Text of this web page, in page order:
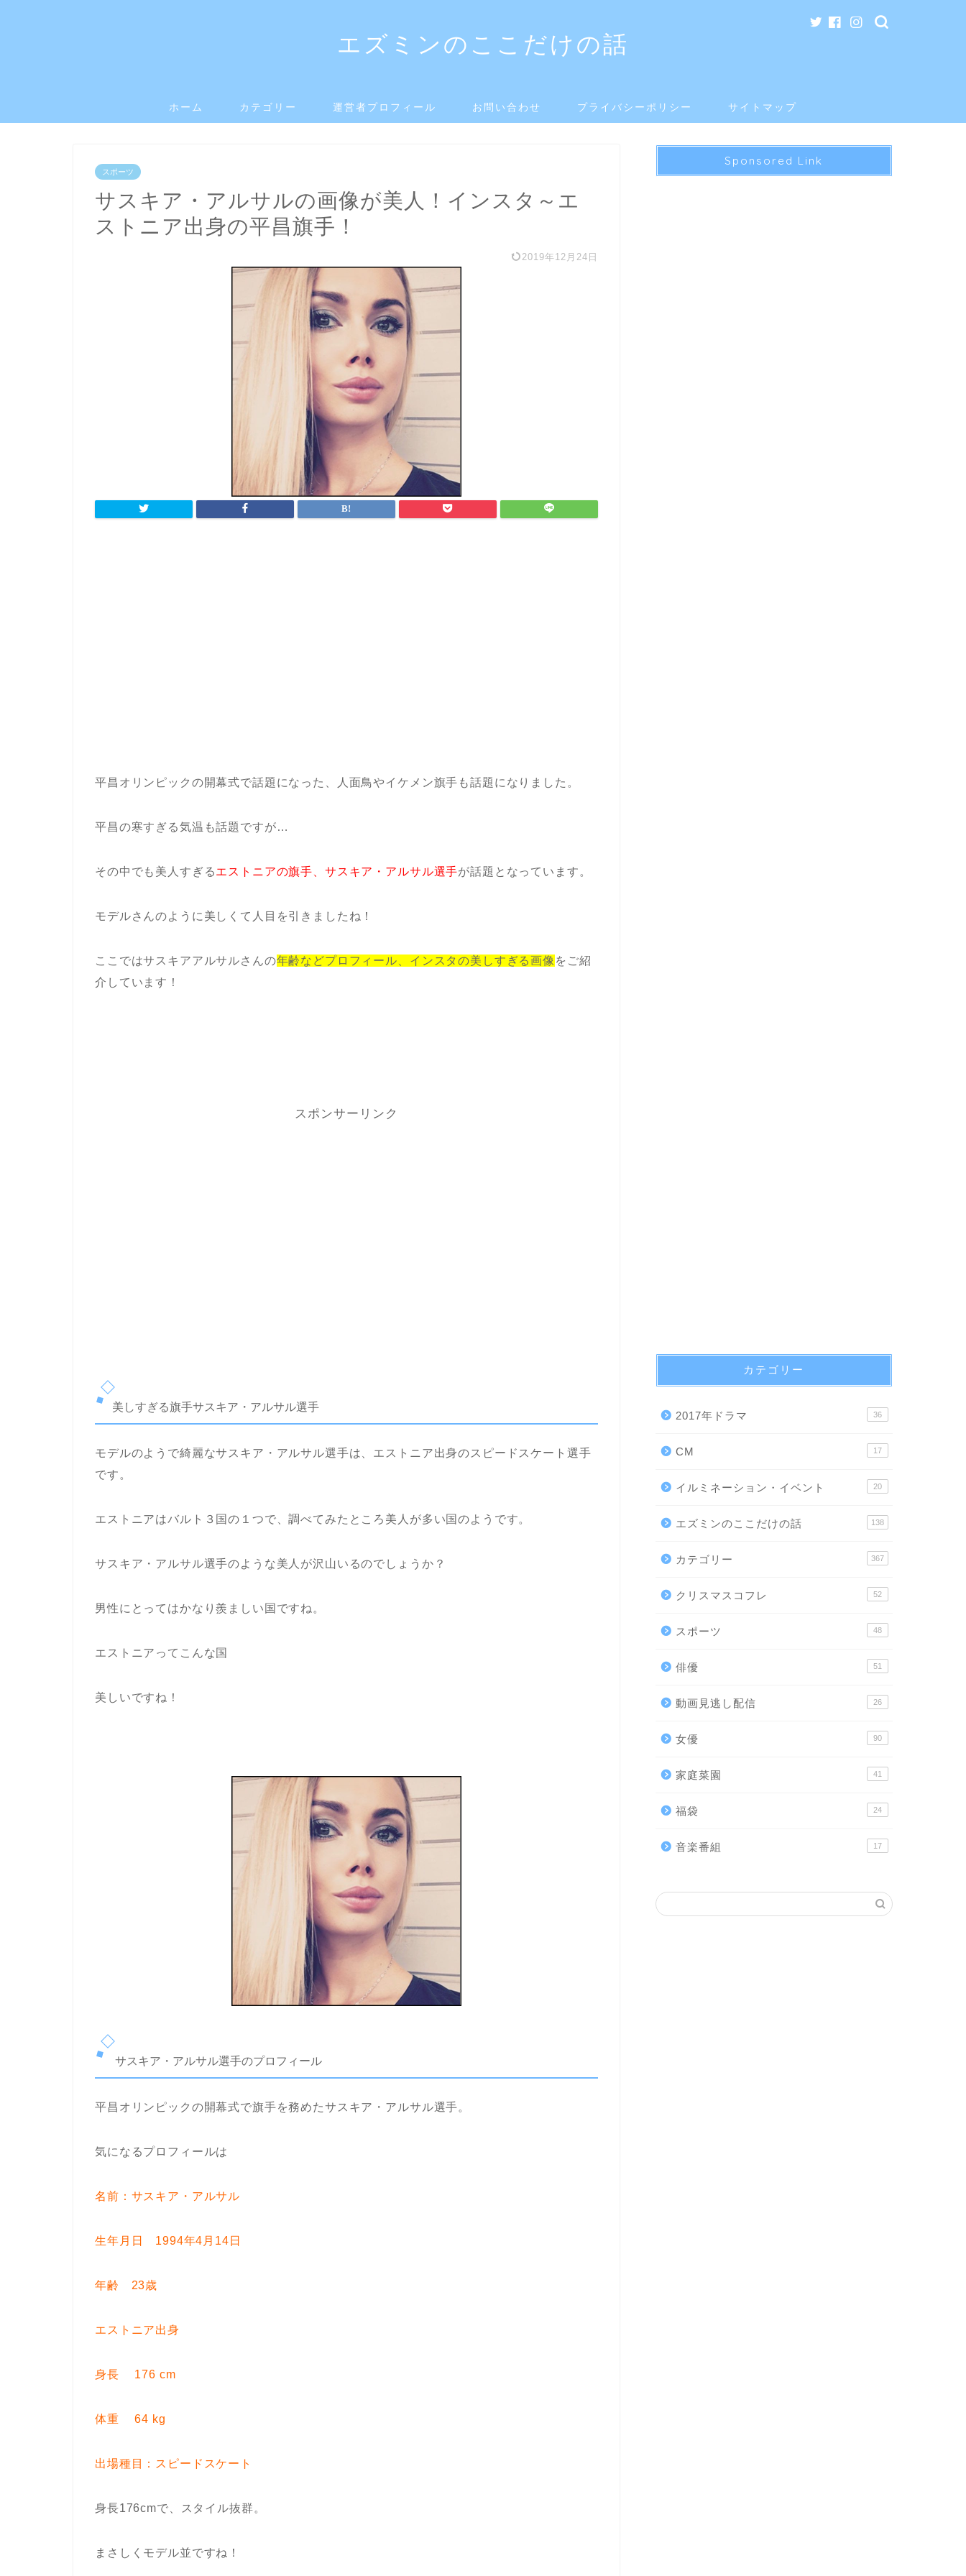
エズミンのここだけの話
ホーム カテゴリー 運営者プロフィール お問い合わせ プライバシーポリシー サイトマップ
スポーツ
サスキア・アルサルの画像が美人！インスタ～エ
ストニア出身の平昌旗手！
2019年12月24日
平昌オリンピックの開幕式で話題になった、人面鳥やイケメン旗手も話題になりました。
平昌の寒すぎる気温も話題ですが…
その中でも美人すぎるエストニアの旗手、サスキア・アルサル選手が話題となっています。
モデルさんのように美しくて人目を引きましたね！
ここではサスキアアルサルさんの年齢などプロフィール、インスタの美しすぎる画像 をご紹
介しています！
スポンサーリンク
美しすぎる旗手サスキア・アルサル選手
モデルのようで綺麗なサスキア・アルサル選手は、エストニア出身のスピードスケート選手
です。
エストニアはバルト３国の１つで、調べてみたところ美人が多い国のようです。
サスキア・アルサル選手のような美人が沢山いるのでしょうか？
男性にとってはかなり羨ましい国ですね。
エストニアってこんな国
美しいですね！
サスキア・アルサル選手のプロフィール
平昌オリンピックの開幕式で旗手を務めたサスキア・アルサル選手。
気になるプロフィールは
名前：サスキア・アルサル
生年月日 1994年4月14日
年齢 23歳
エストニア出身
身長 176 cm
体重 64 kg
出場種目：スピードスケート
身長176cmで、スタイル抜群。
まさしくモデル並ですね！
Sponsored Link
カテゴリー
2017年ドラマ 36
CM 17
イルミネーション・イベント 20
エズミンのここだけの話 138
カテゴリー 367
クリスマスコフレ 52
スポーツ 48
俳優 51
動画見逃し配信 26
女優 90
家庭菜園 41
福袋 24
音楽番組 17